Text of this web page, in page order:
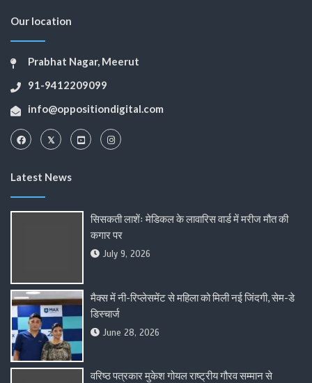
Our location
Prabhat Nagar, Meerut
91-9412209099
info@oppositiondigital.com
Latest News
सिसकती लाशेंः मेडिकल के लावारिस वार्ड में मरीज मौत की
कगार पर
July 9, 2026
मैक्स में नी-रिप्लेसमेंट से महिला को मिली नई जिंदगी, सेम-डे
डिस्चार्ज
June 28, 2026
वरिष्ठ पत्रकार मुकेश गोयल राष्ट्रीय गौरव सम्मान से